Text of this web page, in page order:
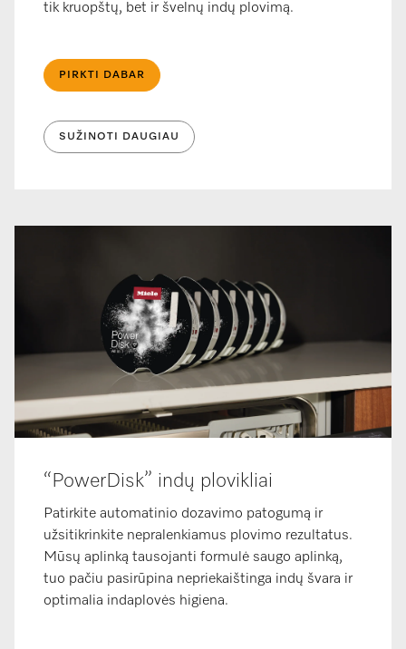
tik kruopštų, bet ir švelnų indų plovimą.
PIRKTI DABAR
SUŽINOTI DAUGIAU
“PowerDisk” indų plovikliai
Patirkite automatinio dozavimo patogumą ir
užsitikrinkite nepralenkiamus plovimo rezultatus.
Mūsų aplinką tausojanti formulė saugo aplinką,
tuo pačiu pasirūpina nepriekaištinga indų švara ir
optimalia indaplovės higiena.